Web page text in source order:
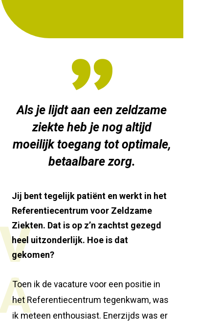
Jij bent tegelijk patiënt en werkt in het
Referentiecentrum voor Zeldzame
Ziekten. Dat is op z’n zachtst gezegd
heel uitzonderlijk. Hoe is dat
gekomen?
Toen ik de vacature voor een positie in
het Referentiecentrum tegenkwam, was
ik meteen enthousiast. Enerzijds was er
Als je lijdt aan een zeldzame
ziekte heb je nog altijd
moeilijk toegang tot optimale,
betaalbare zorg.